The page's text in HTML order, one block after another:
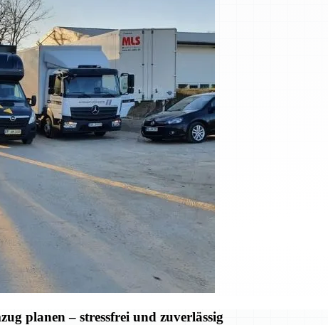
planen – stressfrei und zuverlässig